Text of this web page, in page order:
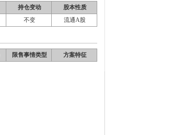
持仓变动
股本性质
不变 流通A股
限售事情类型 方案特征